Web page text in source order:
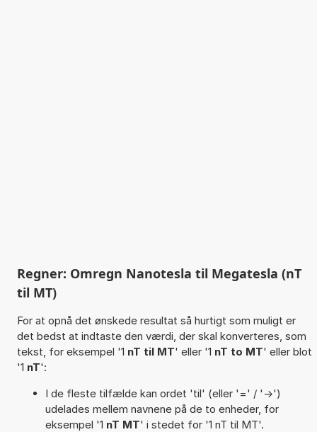
Regner: Omregn Nanotesla til Megatesla (nT
til MT)
For at opnå det ønskede resultat så hurtigt som muligt er
det bedst at indtaste den værdi, der skal konverteres, som
tekst, for eksempel '1 nT til MT' eller '1 nT to MT' eller blot
'1 nT':
I de fleste tilfælde kan ordet 'til' (eller '=' / '->')
udelades mellem navnene på de to enheder, for
eksempel '1 nT MT' i stedet for '1 nT til MT'.